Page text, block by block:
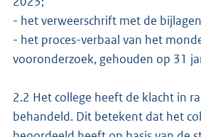
- het verweerschrift met de
- het proces-verbaal van het
vooronderzoek, gehouden op 31
2.2 Het college heeft de klacht in
behandeld. Dit betekent dat het